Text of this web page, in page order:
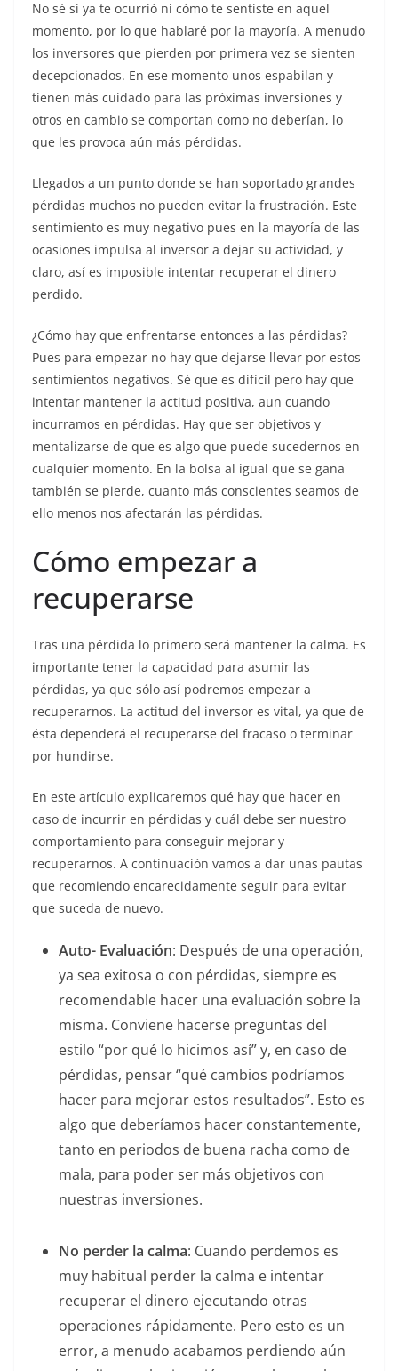
No sé si ya te ocurrió ni cómo te sentiste en aquel
momento, por lo que hablaré por la mayoría. A menudo
los inversores que pierden por primera vez se sienten
decepcionados. En ese momento unos espabilan y
tienen más cuidado para las próximas inversiones y
otros en cambio se comportan como no deberían, lo
que les provoca aún más pérdidas.
Llegados a un punto donde se han soportado grandes
pérdidas muchos no pueden evitar la frustración. Este
sentimiento es muy negativo pues en la mayoría de las
ocasiones impulsa al inversor a dejar su actividad, y
claro, así es imposible intentar recuperar el dinero
perdido.
¿Cómo hay que enfrentarse entonces a las pérdidas?
Pues para empezar no hay que dejarse llevar por estos
sentimientos negativos. Sé que es difícil pero hay que
intentar mantener la actitud positiva, aun cuando
incurramos en pérdidas. Hay que ser objetivos y
mentalizarse de que es algo que puede sucedernos en
cualquier momento. En la bolsa al igual que se gana
también se pierde, cuanto más conscientes seamos de
ello menos nos afectarán las pérdidas.
Cómo empezar a
recuperarse
Tras una pérdida lo primero será mantener la calma. Es
importante tener la capacidad para asumir las
pérdidas, ya que sólo así podremos empezar a
recuperarnos. La actitud del inversor es vital, ya que de
ésta dependerá el recuperarse del fracaso o terminar
por hundirse.
En este artículo explicaremos qué hay que hacer en
caso de incurrir en pérdidas y cuál debe ser nuestro
comportamiento para conseguir mejorar y
recuperarnos. A continuación vamos a dar unas pautas
que recomiendo encarecidamente seguir para evitar
que suceda de nuevo.
Auto- Evaluación: Después de una operación,
ya sea exitosa o con pérdidas, siempre es
recomendable hacer una evaluación sobre la
misma. Conviene hacerse preguntas del
estilo “por qué lo hicimos así” y, en caso de
pérdidas, pensar “qué cambios podríamos
hacer para mejorar estos resultados”. Esto es
algo que deberíamos hacer constantemente,
tanto en periodos de buena racha como de
mala, para poder ser más objetivos con
nuestras inversiones.
No perder la calma: Cuando perdemos es
muy habitual perder la calma e intentar
recuperar el dinero ejecutando otras
operaciones rápidamente. Pero esto es un
error, a menudo acabamos perdiendo aún